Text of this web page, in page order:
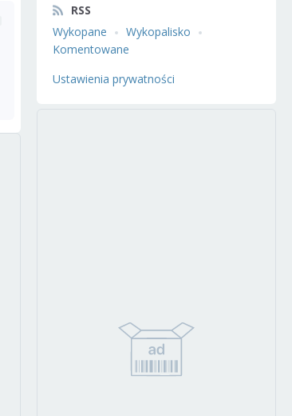
RSS
Wykopane
Wykopalisko
Komentowane
Ustawienia prywatności